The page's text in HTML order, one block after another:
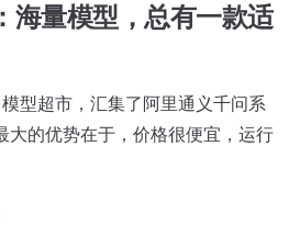
海量模型，总有一款适
型超市，汇集了阿里通义千问系
大的优势在于，价格很便宜，运行